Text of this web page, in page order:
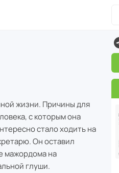
жизни. Причины для
с которым она
стало ходить на
Он оставил
мажордома на
глуши.